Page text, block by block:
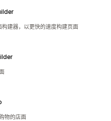
建器，以更快的速度构建页面
物的店面